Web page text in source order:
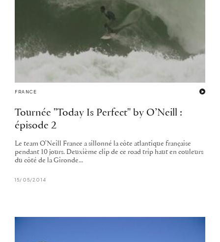
FRANCE
Tournée "Today Is Perfect" by O’Neill :
épisode 2
Le team O'Neill France a sillonné la côte atlantique française
pendant 10 jours. Deuxième clip de ce road trip haut en couleurs
du côté de la Gironde...
15/05/2014